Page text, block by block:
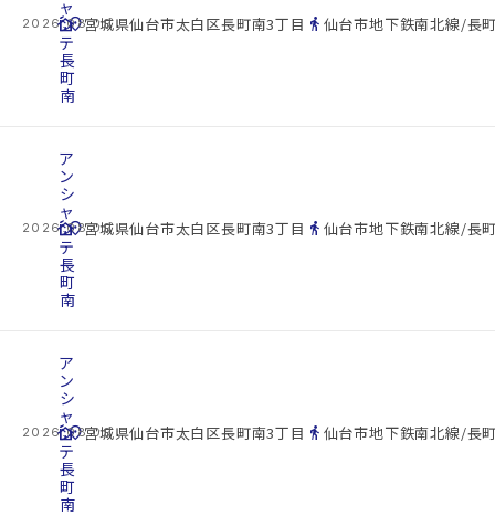
2026.08.09
cottage
ャ
ン
テ
長
町
南
location_on宮城県仙台市太白区長町南3丁目 directions_walk 仙台市地下鉄南北線/長
2026.08.09
cottage
ア
ン
シ
ャ
ン
テ
長
町
南
location_on宮城県仙台市太白区長町南3丁目 directions_walk 仙台市地下鉄南北線/長
2026.08.09
cottage
ア
ン
シ
ャ
ン
テ
長
町
南
location_on宮城県仙台市太白区長町南3丁目 directions_walk 仙台市地下鉄南北線/長